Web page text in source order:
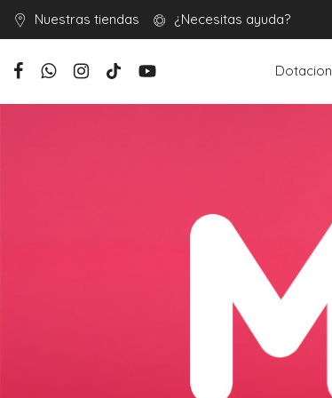
Nuestras tiendas ¿Necesitas ayuda?
Dotacion